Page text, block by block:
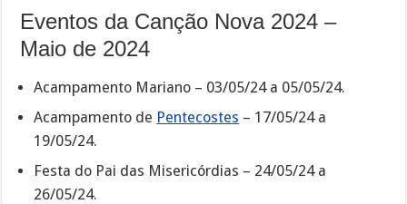
Eventos da Canção Nova 2024 –
Maio de 2024
Acampamento Mariano – 03/05/24 a 05/05/24.
Acampamento de Pentecostes – 17/05/24 a
19/05/24.
Festa do Pai das Misericórdias – 24/05/24 a
26/05/24.